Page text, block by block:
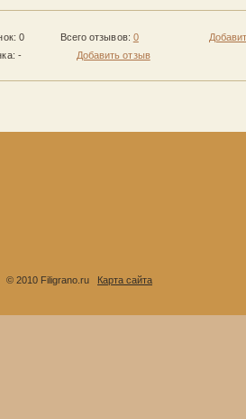
0
-
Всего отзывов: 0
Добавить отзыв
© 2010 Filigrano.ru Карта сайта